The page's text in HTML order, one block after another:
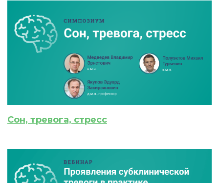
Сон, тревога, стресс
ПОЛУЧИТЬ
Приобретено